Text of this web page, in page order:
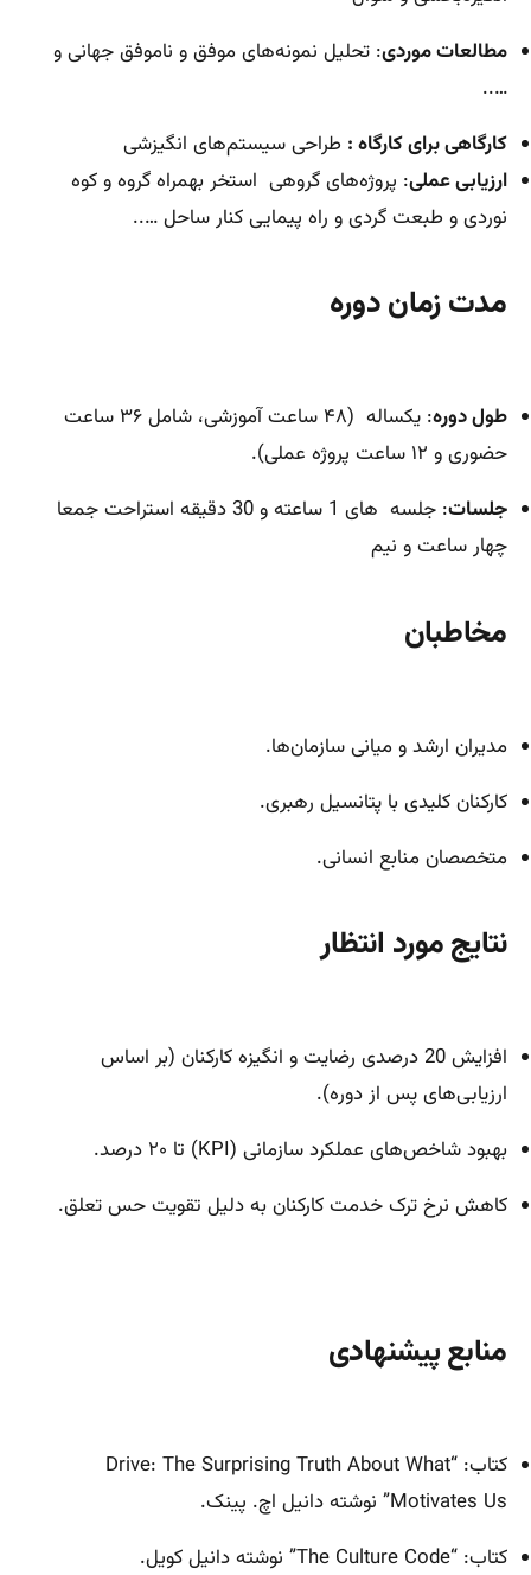
مطالعات موردی: تحلیل نمونه‌های موفق و ناموفق جهانی و
…..
کارگاهی برای کارگاه : طراحی سیستم‌های انگیزشی
ارزیابی عملی: پروژه‌های گروهی استخر بهمراه گروه و کوه
نوردی و طبعت گردی و راه پیمایی کنار ساحل …..
مدت زمان دوره
طول دوره
: یکساله (۴۸ ساعت آموزشی، شامل ۳۶ ساعت
حضوری و ۱۲ ساعت پروژه عملی).
جلسات
: جلسه های 1 ساعته و 30 دقیقه استراحت جمعا
چهار ساعت و نیم
مخاطبان
مدیران ارشد و میانی سازمان‌ها.
کارکنان کلیدی با پتانسیل رهبری.
متخصصان منابع انسانی.
نتایج مورد انتظار
افزایش 20 درصدی رضایت و انگیزه کارکنان (بر اساس
ارزیابی‌های پس از دوره).
بهبود شاخص‌های عملکرد سازمانی (KPI) تا ۲۰ درصد.
کاهش نرخ ترک خدمت کارکنان به دلیل تقویت حس تعلق.
منابع پیشنهادی
کتاب: “Drive: The Surprising Truth About What
Motivates Us” نوشته دانیل اچ. پینک.
کتاب: “The Culture Code” نوشته دانیل کویل.